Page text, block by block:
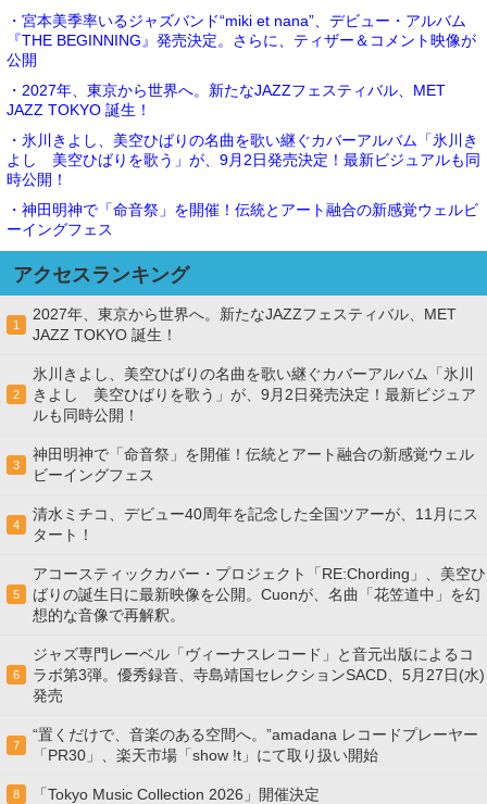
・宮本美季率いるジャズバンド“miki et nana”、デビュー・アルバム
『THE BEGINNING』発売決定。さらに、ティザー＆コメント映像が
公開
・2027年、東京から世界へ。新たなJAZZフェスティバル、MET
JAZZ TOKYO 誕生！
・氷川きよし、美空ひばりの名曲を歌い継ぐカバーアルバム「氷川き
よし 美空ひばりを歌う」が、9月2日発売決定！最新ビジュアルも同
時公開！
・神田明神で「命音祭」を開催！伝統とアート融合の新感覚ウェルビ
ーイングフェス
アクセスランキング
1
2027年、東京から世界へ。新たなJAZZフェスティバル、MET
JAZZ TOKYO 誕生！
2
氷川きよし、美空ひばりの名曲を歌い継ぐカバーアルバム「氷川
きよし 美空ひばりを歌う」が、9月2日発売決定！最新ビジュア
ルも同時公開！
3
神田明神で「命音祭」を開催！伝統とアート融合の新感覚ウェル
ビーイングフェス
4
清水ミチコ、デビュー40周年を記念した全国ツアーが、11月にス
タート！
5
アコースティックカバー・プロジェクト「RE:Chording」、美空ひ
ばりの誕生日に最新映像を公開。Cuonが、名曲「花笠道中」を幻
想的な音像で再解釈。
6
ジャズ専門レーベル「ヴィーナスレコード」と音元出版によるコ
ラボ第3弾。優秀録音、寺島靖国セレクションSACD、5月27日(水)
発売
7
“置くだけで、音楽のある空間へ。”amadana レコードプレーヤー
「PR30」、楽天市場「show !t」にて取り扱い開始
8 「Tokyo Music Collection 2026」開催決定